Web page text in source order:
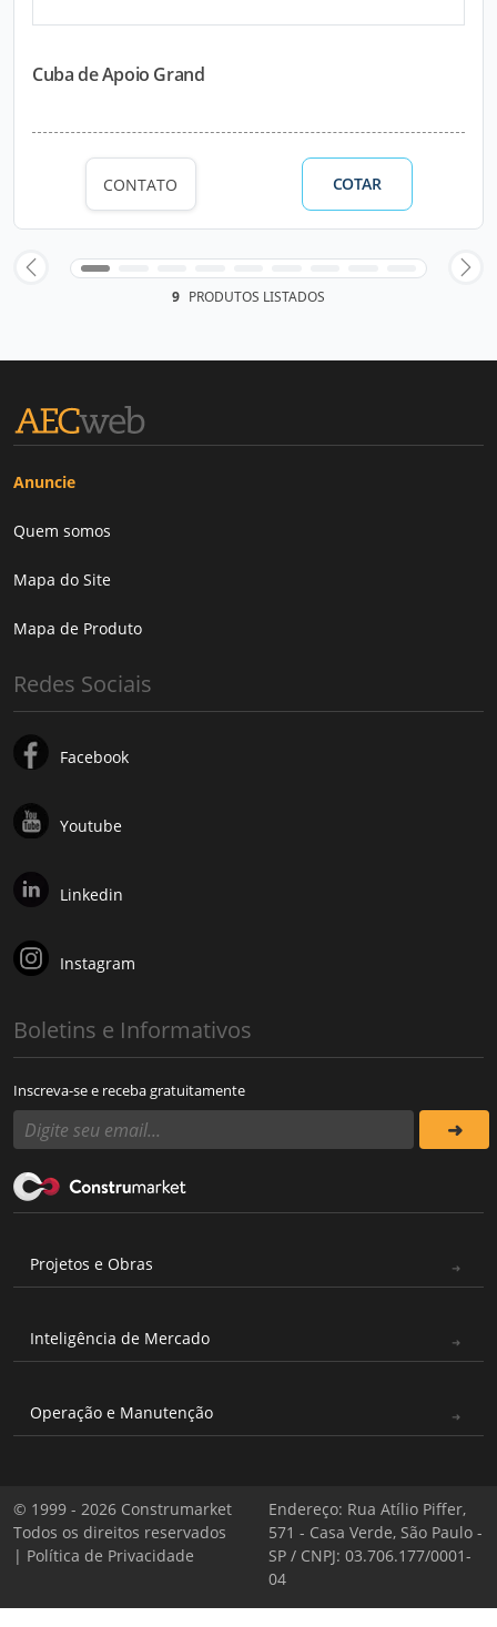
Cuba de Apoio Grand
CONTATO COTAR
9 PRODUTOS LISTADOS
Anuncie
Quem somos
Mapa do Site
Mapa de Produto
Redes Sociais
Facebook
Youtube
Linkedin
Instagram
Boletins e Informativos
Inscreva-se e receba gratuitamente
Projetos e Obras
Inteligência de Mercado
Operação e Manutenção
© 1999 - 2026 Construmarket
Todos os direitos reservados
| Política de Privacidade
Endereço: Rua Atílio Piffer,
571 - Casa Verde, São Paulo -
SP / CNPJ: 03.706.177/0001-
04